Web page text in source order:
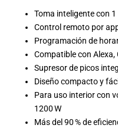
Toma inteligente con
Control remoto por
Programación de
Compatible con
Supresor de picos
Diseño compacto y
Para uso interior con
1200 W
Más del 90 % de